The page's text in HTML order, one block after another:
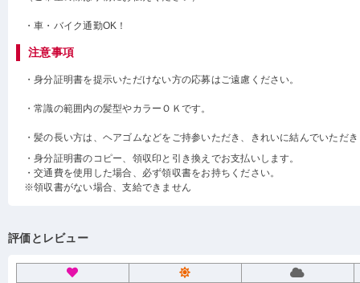
・車・バイク通勤OK！
注意事項
・身分証明書を提示いただけない方の応募はご遠慮ください。
・常識の範囲内の髪型やカラーＯＫです。
・髪の長い方は、ヘアゴムなどをご持参いただき、きれいに結んでいただ
・身分証明書のコピー、領収印と引き換えでお支払いします。
・交通費を使用した場合、必ず領収書をお持ちください。
※領収書がない場合、支給できません
評価とレビュー